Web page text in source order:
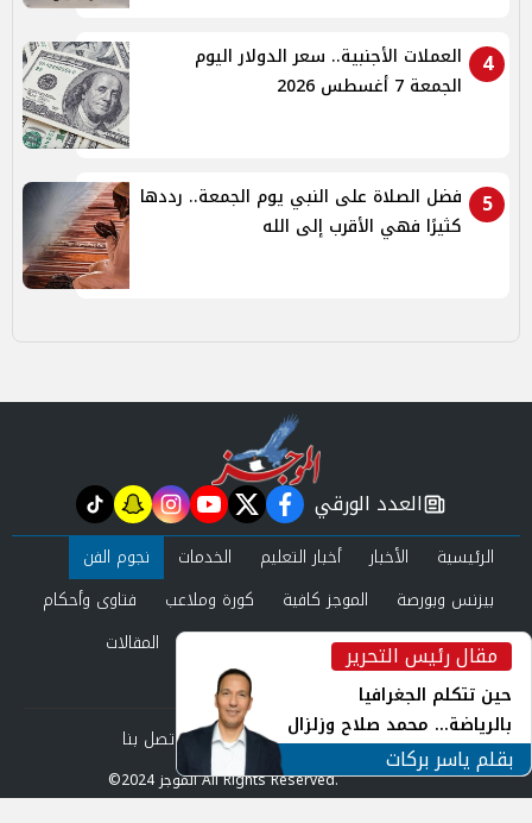
4
العملات الأجنبية.. سعر الدولار اليوم
الجمعة 7 أغسطس 2026
5
فضل الصلاة على النبي يوم الجمعة.. رددها
كثيرًا فهي الأقرب إلى الله
مقال رئيس التحرير
حين تتكلم الجغرافيا
بالرياضة... محمد صلاح وزلزال
الهوية في الشارع التركي
بقلم ياسر بركات
newspaper
العدد الورقي facebook
twitter
youtube
instagram
snapchat
tiktok
الرئيسية الأخبار أخبار التعليم الخدمات
نجوم الفن
بيزنس وبورصة
الموجز كافية كورة وملاعب
فتاوى وأحكام
صحة وجمال
عرب وعالم حوادث ومحاكم
المقالات
العدد الورقي
من نحن
سياسة الخصوصية اتصل بنا
©2024 الموجز All Rights Reserved.